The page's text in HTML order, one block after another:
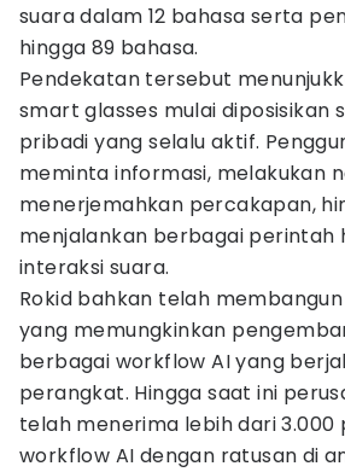
suara dalam 12 bahasa serta
hingga 89 bahasa.
Pendekatan tersebut
smart glasses mulai diposisikan
pribadi yang selalu aktif.
meminta informasi, melakukan
menerjemahkan percakapan,
menjalankan berbagai perintah
interaksi suara.
Rokid bahkan telah
yang memungkinkan
berbagai workflow AI yang
perangkat. Hingga saat ini
telah menerima lebih dari 3.000
workflow AI dengan ratusan di